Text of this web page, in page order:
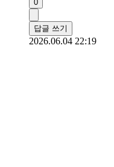
0
답글 쓰기
2026.06.04 22:19